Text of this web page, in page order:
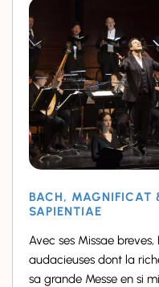
BACH, MAGNIFICAT
SAPIENTIAE
Avec ses Missae
audacieuses dont la
sa grande Messe en si